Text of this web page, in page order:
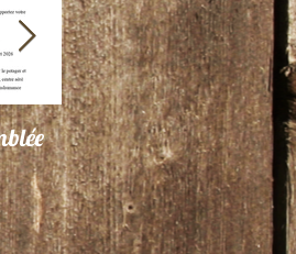
06/06/26 : Le Jardin
participe au Festival
"Autres Regards"